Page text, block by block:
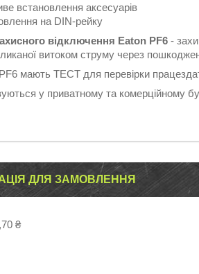
встановлення аксесуарів
на DIN-рейку
відключення Eaton PF6 -
витоком струму через
мають ТЕСТ для перевірки
у приватному та комерційному
ДЛЯ ЗАМОВЛЕННЯ
₴